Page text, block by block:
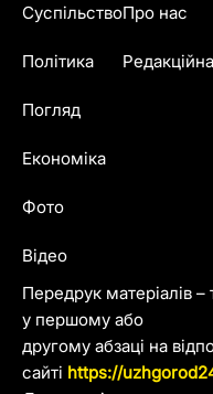
Передрук матеріалів –
у першому або
другому абзаці на
сайті https://
Суспільство
Політика
Погляд
Економіка
Фото
Відео
Про нас